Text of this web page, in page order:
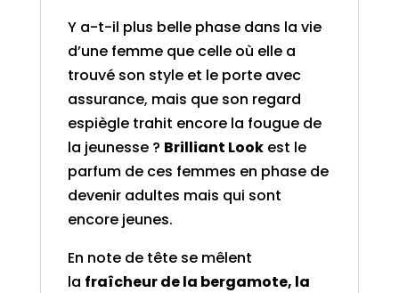
Y a-t-il plus belle phase dans la vie
d’une femme que celle où elle a
trouvé son style et le porte avec
assurance, mais que son regard
espiègle trahit encore la fougue de
la jeunesse ? Brilliant Lookest le
parfum de ces femmes en phase de
devenir adultes mais qui sont
encore jeunes.
En note de tête se mêlent
la fraîcheur de la bergamote, la